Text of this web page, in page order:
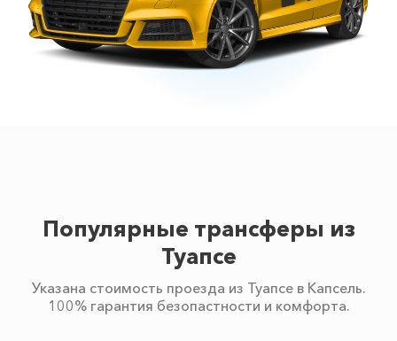
Популярные трансферы из
Туапсе
Указана стоимость проезда из Туапсе в Капсель.
100% гарантия безопастности и комфорта.